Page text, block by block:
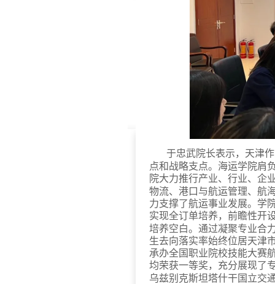
于忠武院长表示，天津
点和战略支点。海运学院肩
院大力推行产业、行业、企
物流、港口与航运管理、航
力支撑了航运事业发展。学
实现全订单培养，前瞻性开
培养空白。通过凝聚专业合
生去向落实率始终位居天津
承办全国职业院校技能大赛
均荣获一等奖，充分展现了
乌兹别克斯坦塔什干国立交